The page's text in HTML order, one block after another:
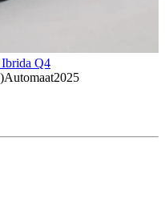
Q4
Automaat2025